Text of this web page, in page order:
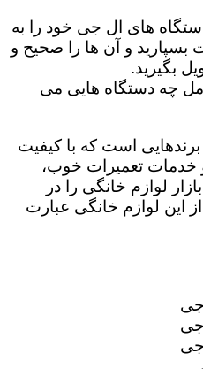
های ال جی خود را به
بسپارید و آن ها را صحیح و
بگیرید.
چه دستگاه هایی می
است که با کیفیت
خدمات تعمیرات خوب،
لوازم خانگی را در
این لوازم خانگی عبارت
جی
جی